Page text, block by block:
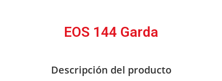
EOS 144 Garda
Descripción del producto